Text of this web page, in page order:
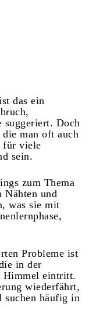
das ein
suggeriert. Doch
man oft auch
für viele
sein.
zum Thema
Nähten und
was sie mit
Probleme ist
in der
Himmel eintritt.
wiederfährt,
suchen häufig in